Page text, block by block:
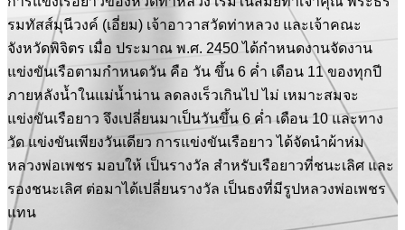
รมทัสส์มุนีวงค์ (เอี่ยม) เจ้าอาวาสวัดท่าหลวง และเจ้าคณะ
จังหวัดพิจิตร เมื่อ ประมาณ พ.ศ. 2450 ได้กำหนดงานจัดงาน
แข่งขันเรือตามกำหนดวัน คือ วัน ขึ้น 6 ค่ำ เดือน 11 ของทุกปี
ภายหลังน้ำในแม่น้ำน่าน ลดลงเร็วเกินไป ไม่ เหมาะสมจะ
แข่งขันเรือยาว จึงเปลี่ยนมาเป็นวันขึ้น 6 ค่ำ เดือน 10 และทาง
วัด แข่งขันเพียงวันเดียว การแข่งขันเรือยาว ได้จัดนำผ้าห่ม
หลวงพ่อเพชร มอบให้ เป็นรางวัล สำหรับเรือยาวที่ชนะเลิศ และ
รองชนะเลิศ ต่อมาได้เปลี่ยนรางวัล เป็นธงที่มีรูปหลวงพ่อเพชร
แทน